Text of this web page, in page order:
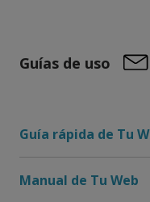
Guías de uso
Guía rápida de Tu
Manual de Tu Web